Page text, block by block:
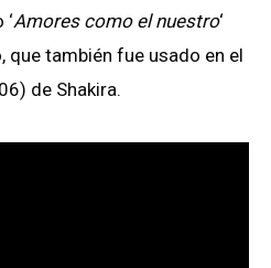
Amores como el nuestro‘
que también fue usado en el
de Shakira.